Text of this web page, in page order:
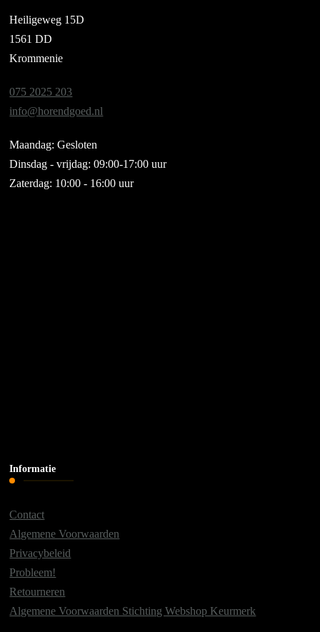
Heiligeweg 15D
1561 DD
Krommenie
075 2025 203
info@horendgoed.nl
Maandag: Gesloten
Dinsdag - vrijdag: 09:00-17:00 uur
Zaterdag: 10:00 - 16:00 uur
Informatie
Contact
Algemene Voorwaarden
Privacybeleid
Probleem!
Retourneren
Algemene Voorwaarden Stichting Webshop Keurmerk